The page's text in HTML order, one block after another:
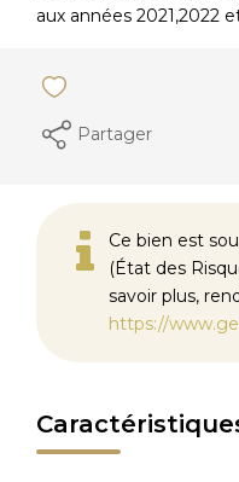
aux années 2021,2022
Partager
Ce bien est
(État des
savoir plus,
https://